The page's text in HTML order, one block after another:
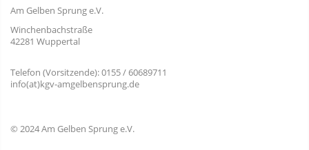
Am Gelben Sprung e.V.
Winchenbachstraße
42281 Wuppertal
Telefon (Vorsitzende): 0155 / 60689711
info(at)kgv-amgelbensprung.de
© 2024 Am Gelben Sprung e.V.